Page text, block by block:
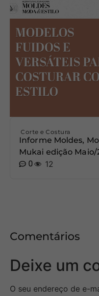
Corte e Costura
Informe Moldes,
Mukai edição Maio/
0
12
Comentários
Deixe um
O seu endereço de e-